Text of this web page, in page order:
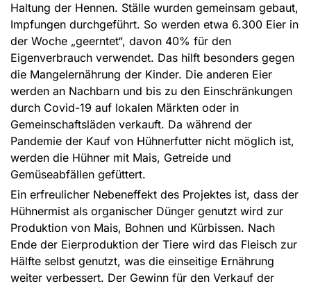
Haltung der Hennen. Ställe wurden gemeinsam gebaut,
Impfungen durchgeführt. So werden etwa 6.300 Eier in
der Woche „geerntet“, davon 40% für den
Eigenverbrauch verwendet. Das hilft besonders gegen
die Mangelernährung der Kinder. Die anderen Eier
werden an Nachbarn und bis zu den Einschränkungen
durch Covid-19 auf lokalen Märkten oder in
Gemeinschaftsläden verkauft. Da während der
Pandemie der Kauf von Hühnerfutter nicht möglich ist,
werden die Hühner mit Mais, Getreide und
Gemüseabfällen gefüttert.
Ein erfreulicher Nebeneffekt des Projektes ist, dass der
Hühnermist als organischer Dünger genutzt wird zur
Produktion von Mais, Bohnen und Kürbissen. Nach
Ende der Eierproduktion der Tiere wird das Fleisch zur
Hälfte selbst genutzt, was die einseitige Ernährung
weiter verbessert. Der Gewinn für den Verkauf der